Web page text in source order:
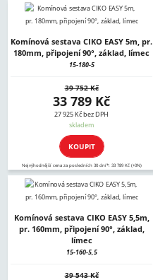
Komínová sestava CIKO EASY 5m, pr.
180mm, připojení 90°, základ, límec
15-180-5
39 752 Kč
33 789 Kč
27 925 Kč bez DPH
skladem
KOUPIT
Nejvýhodnější cena za posledních 30 dní*: 33 789 Kč (+0%)
Komínová sestava CIKO EASY 5,5m,
pr. 160mm, připojení 90°, základ,
límec
15-160-5,5
39 543 Kč